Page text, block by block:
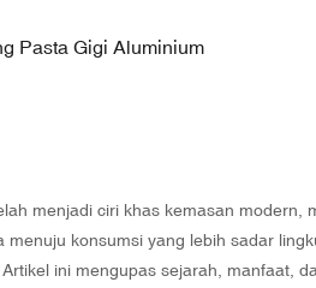
Pasta Gigi Aluminium
menjadi ciri khas kemasan
menuju konsumsi yang lebih sadar
ini mengupas sejarah, manfaat,